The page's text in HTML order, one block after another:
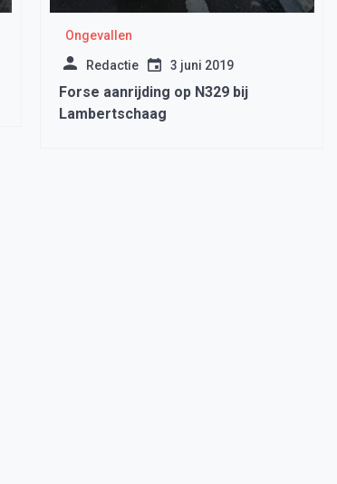
Ongevallen
Redactie 3 juni 2019
Forse aanrijding op N329 bij
Lambertschaag